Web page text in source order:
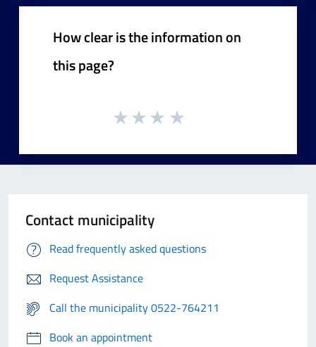
How clear is the information on
this page?
Contact municipality
Read frequently asked questions
Request Assistance
Call the municipality 0522-764211
Book an appointment